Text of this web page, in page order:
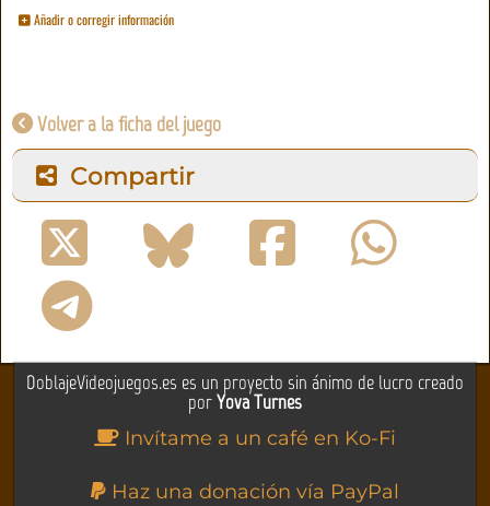
Añadir o corregir información
Volver a la ficha del juego
Compartir
DoblajeVideojuegos.es es un proyecto sin ánimo de lucro creado
porYova Turnes
Invítame a un café en Ko-Fi
Haz una donación vía PayPal